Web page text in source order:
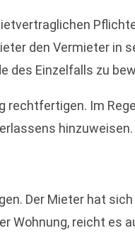
den Vermieter in
des Einzelfalls zu
rechtfertigen. Im
hinzuweisen.
Der Mieter hat
Wohnung, reicht es